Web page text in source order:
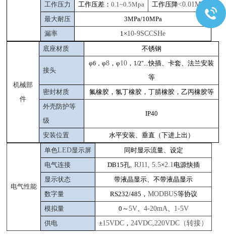
工作压力
工作压差：0.1~0.5Mpa 工作压降<0.01Mpa
最大耐压
3MPa/10MPa
漏率
1×10-9SCCSHe
机械部
件
底座材质 不锈钢
接头
φ6 ，φ8 ，φ10 ， 1/2"...快插、卡套、法兰安装
等
密封材质
氟橡胶，氯丁橡胶，丁腈橡胶，乙丙橡胶等
外壳防护等
级
IP40
安装位置 水平安装、垂直（下进上出）
电气性能
单色LED显示屏
同时显示流量、设定
电气连接
DB15孔, RJ11, 5.5×2.1电源快插
显示状态
带液晶显示、不带液晶显示
数字量
RS232/485 ， MODBUS等协议
模拟量
0 ～5V、 4-20mA、 1-5V
供电
±15VDC ，24VDC,220VDC（转接）